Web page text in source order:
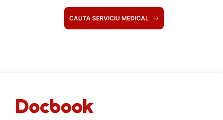
CAUTA SERVICIU MEDICAL